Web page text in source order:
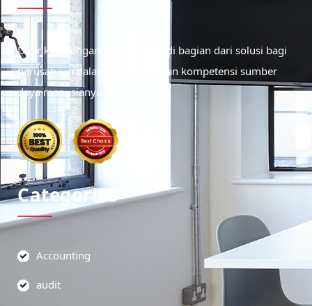
Didirikan dengan tujuan menjadi bagian dari solusi bagi
perusahaan dalam meningkatkan kompetensi sumber
daya manusianya.
Categories
Accounting
audit